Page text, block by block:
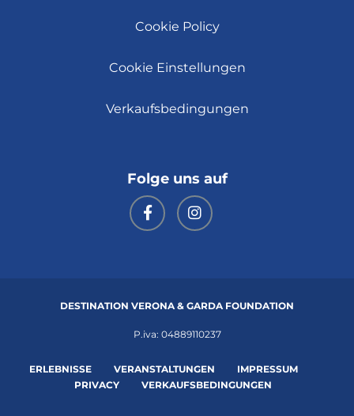
Cookie Policy
Cookie Einstellungen
Verkaufsbedingungen
Folge uns auf
DESTINATION VERONA & GARDA FOUNDATION
P.iva: 04889110237
ERLEBNISSE VERANSTALTUNGEN
IMPRESSUM
PRIVACY
VERKAUFSBEDINGUNGEN